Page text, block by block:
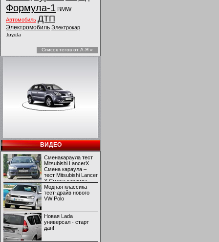
Формула-1 BMW
Автомобиль ДТП
Электромобиль Электрокар
Toyota
Список тегов от А-Я »
ВИДЕО
Сменакараула тест
Mitsubishi LancerX
Смена караула –
тест Mitsubishi Lancer
X Смена караула –
тест Mitsubishi Lancer
X
Модная классика -
тест-драйв нового
VW Polo
Новая Lada
универсал - старт
дан!